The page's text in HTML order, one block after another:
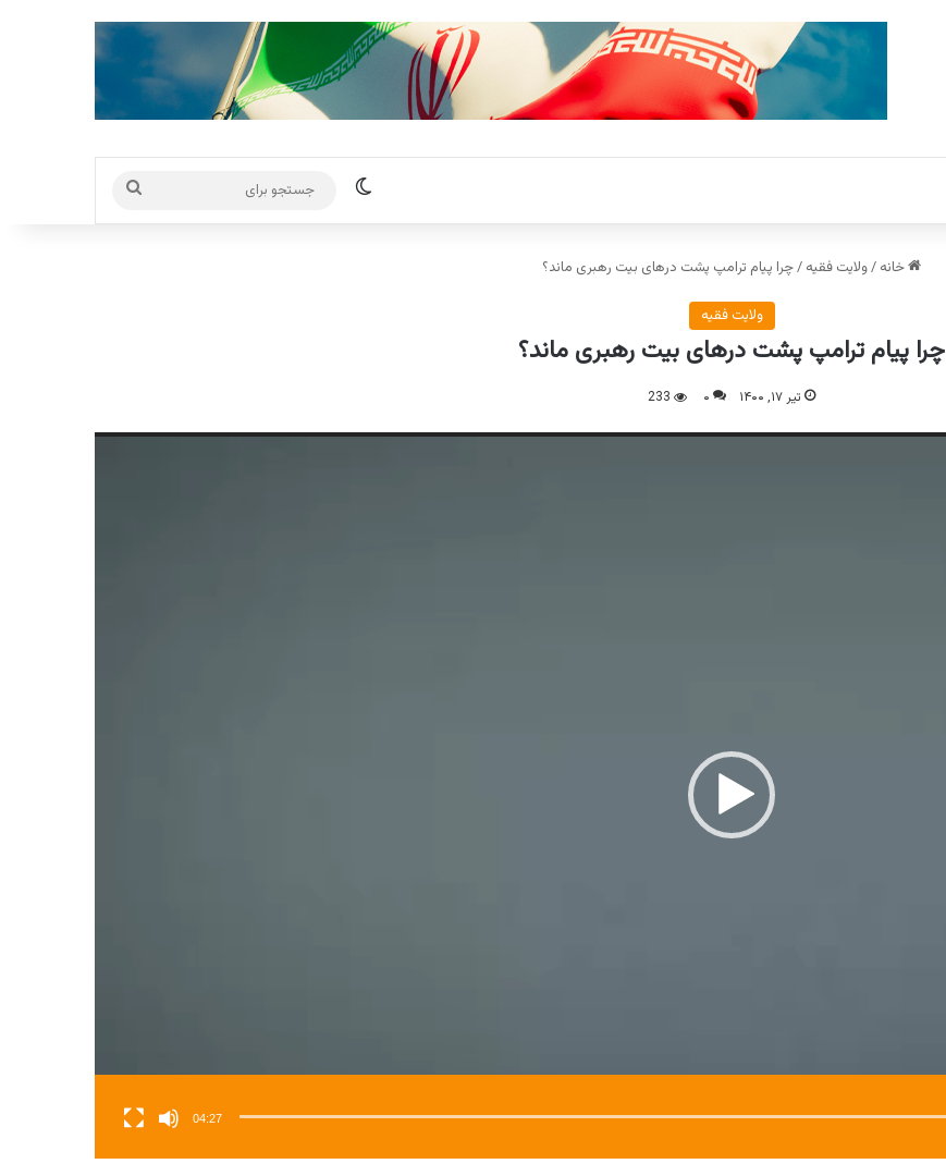
تغییر پوسته
برای
خانه /ولایت فقیه /چرا پیام ترامپ پشت درهای بیت ‌رهبری ماند؟
ولایت فقیه
چرا پیام ترامپ پشت درهای بیت ‌رهبری ماند؟
تیر ۱۷, ۱۴۰۰ ۰ 233
04:27